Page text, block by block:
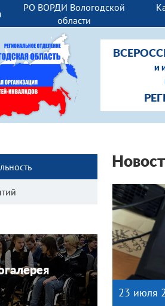
РО ВОРДИ Вологодской
области
и
23 июля